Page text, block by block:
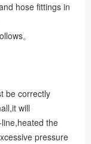
hose fittings in
。
be correctly
small,it will
the
pressure